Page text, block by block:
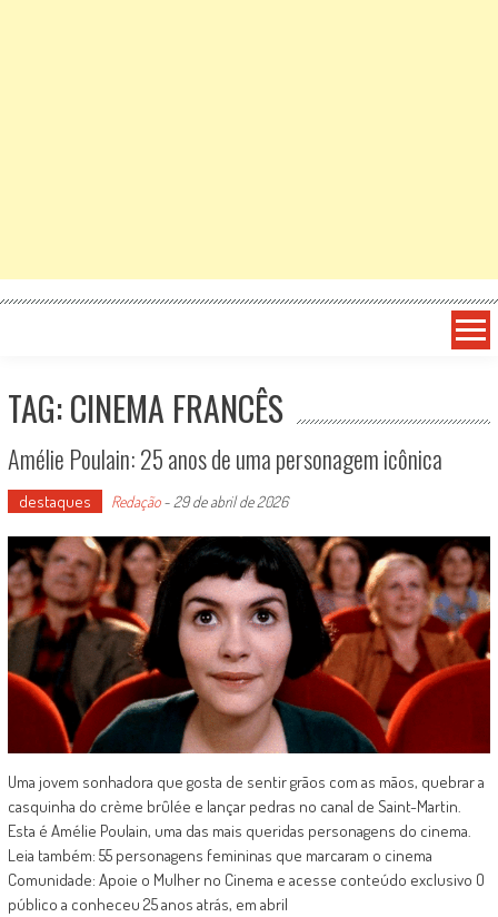
TAG: CINEMA FRANCÊS
Amélie Poulain: 25 anos de uma personagem icônica
destaques Redação- 29 de abril de 2026
Uma jovem sonhadora que gosta de sentir grãos com as mãos, quebrar a
casquinha do crème brûlée e lançar pedras no canal de Saint-Martin.
Esta é Amélie Poulain, uma das mais queridas personagens do cinema.
Leia também: 55 personagens femininas que marcaram o cinema
Comunidade: Apoie o Mulher no Cinema e acesse conteúdo exclusivo O
público a conheceu 25 anos atrás, em abril